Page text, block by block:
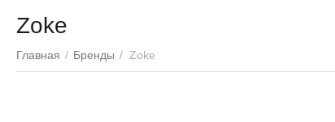
Zoke
Главная / Бренды / Zoke